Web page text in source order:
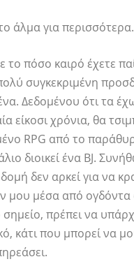
άλμα για περισσότερα.
το πόσο καιρό έχετε
συγκεκριμένη
Δεδομένου ότι τα έχω
είκοσι χρόνια, θα
RPG από το
διοικεί ένα BJ.
δεν αρκεί για να
μου μέσα από ογδόντα
πρέπει να
κάτι που μπορεί να